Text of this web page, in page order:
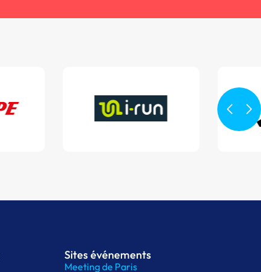
Sites événements
Meeting de Paris